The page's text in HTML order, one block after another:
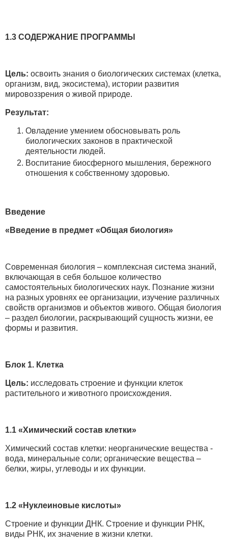
1.3 СОДЕРЖАНИЕ ПРОГРАММЫ
Цель: освоить знания о биологических системах (клетка,
организм, вид, экосистема), истории развития
мировоззрения о живой природе.
Результат:
Овладение умением обосновывать роль
биологических законов в практической
деятельности людей.
Воспитание биосферного мышления, бережного
отношения к собственному здоровью.
Введение
«Введение в предмет «Общая биология»
Современная биология – комплексная система знаний,
включающая в себя большое количество
самостоятельных биологических наук. Познание жизни
на разных уровнях ее организации, изучение различных
свойств организмов и объектов живого. Общая биология
– раздел биологии, раскрывающий сущность жизни, ее
формы и развития.
Блок 1. Клетка
Цель: исследовать строение и функции клеток
растительного и животного происхождения.
1.1 «Химический состав клетки»
Химический состав клетки: неорганические вещества -
вода, минеральные соли; органические вещества –
белки, жиры, углеводы и их функции.
1.2 «Нуклеиновые кислоты»
Строение и функции ДНК. Строение и функции РНК,
виды РНК, их значение в жизни клетки.